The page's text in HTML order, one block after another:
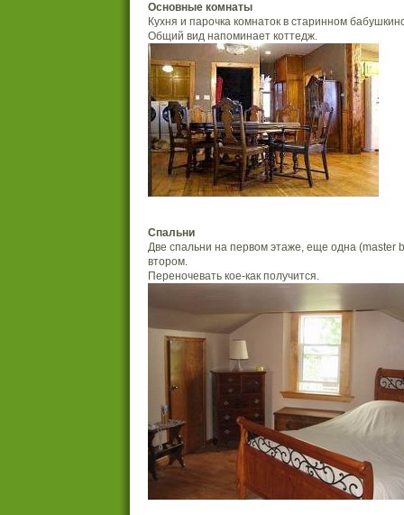
Основные комнаты
Кухня и парочка комнаток в старинном
Общий вид напоминает коттедж.
Спальни
Две спальни на первом этаже, еще одна (master
втором.
Переночевать кое-как получится.